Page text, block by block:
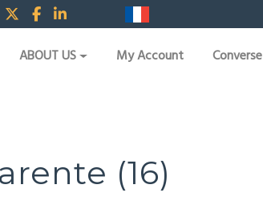
ABOUT US My Account
(16)